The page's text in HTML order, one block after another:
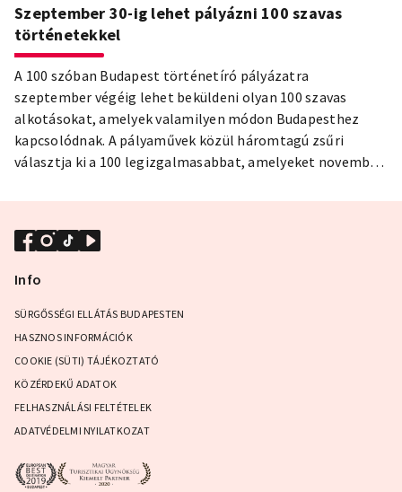
Szeptember 30-ig lehet pályázni 100 szavas
történetekkel
A 100 szóban Budapest történetíró pályázatra
szeptember végéig lehet beküldeni olyan 100 szavas
alkotásokat, amelyek valamilyen módon Budapesthez
kapcsolódnak. A pályaművek közül háromtagú zsűri
választja ki a 100 legizgalmasabbat, amelyeket november
különleges helyszínen, és amikből néhányat meg is
zenésítenek.
Info
SÜRGŐSSÉGI ELLÁTÁS BUDAPESTEN
HASZNOS INFORMÁCIÓK
COOKIE (SÜTI) TÁJÉKOZTATÓ
KÖZÉRDEKŰ ADATOK
FELHASZNÁLÁSI FELTÉTELEK
ADATVÉDELMI NYILATKOZAT